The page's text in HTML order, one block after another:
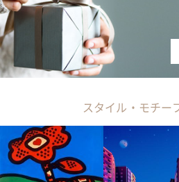
スタイル・モチー